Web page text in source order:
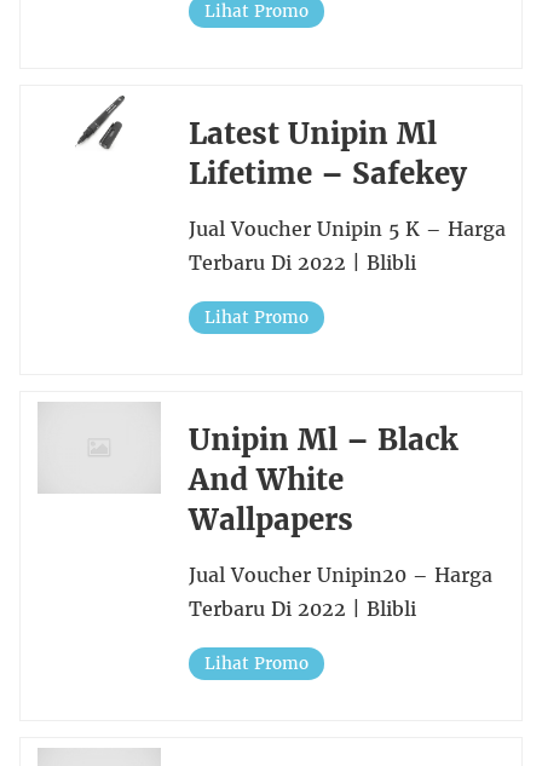
Lihat Promo
Latest Unipin Ml
Lifetime – Safekey
Jual Voucher Unipin 5 K – Harga
Terbaru Di 2022 | Blibli
Lihat Promo
Unipin Ml – Black
And White
Wallpapers
Jual Voucher Unipin20 – Harga
Terbaru Di 2022 | Blibli
Lihat Promo